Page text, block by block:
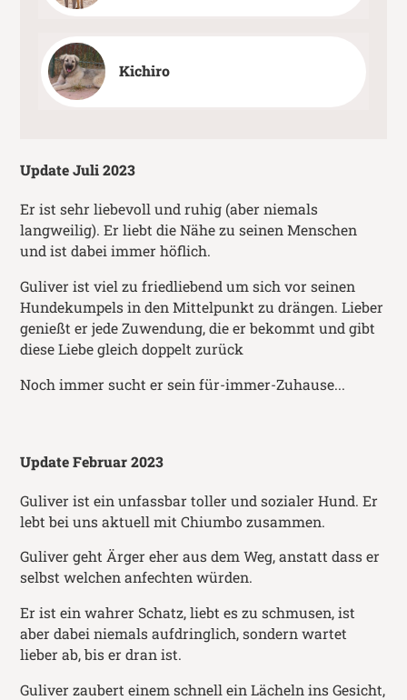
Update Juli 2023
Er ist sehr liebevoll und ruhig (aber niemals
langweilig). Er liebt die Nähe zu seinen Menschen
und ist dabei immer höflich.
Guliver ist viel zu friedliebend um sich vor seinen
Hundekumpels in den Mittelpunkt zu drängen. Lieber
genießt er jede Zuwendung, die er bekommt und gibt
diese Liebe gleich doppelt zurück
Noch immer sucht er sein für-immer-Zuhause...
Update Februar 2023
Guliver ist ein unfassbar toller und sozialer Hund. Er
lebt bei uns aktuell mit Chiumbo zusammen.
Guliver geht Ärger eher aus dem Weg, anstatt dass er
selbst welchen anfechten würden.
Er ist ein wahrer Schatz, liebt es zu schmusen, ist
aber dabei niemals aufdringlich, sondern wartet
lieber ab, bis er dran ist.
Guliver zaubert einem schnell ein Lächeln ins Gesicht,
Kichiro